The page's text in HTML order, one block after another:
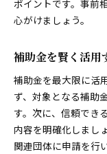
ポイントです。事前
心がけましょう。
補助金を賢く活用
補助金を最大限に活
ず、対象となる補助
す。次に、信頼でき
内容を明確化しまし
関連団体に申請を行